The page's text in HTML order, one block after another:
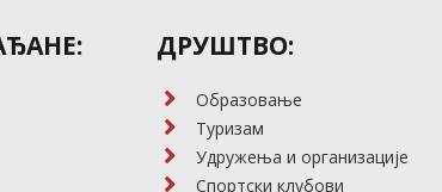
ДРУШТВО:
Образовање
Туризам
Удружења и организације
Спортски клубови